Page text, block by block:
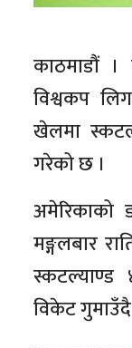
काठमाडौं
विश्वकप
खेलमा
गरेको छ ।
अमेरिकाको
मङ्गलबार
विकेट